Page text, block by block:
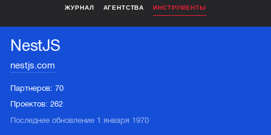
ЖУРНАЛ АГЕНТСТВА ИНСТРУМЕНТЫ
NestJS
nestjs.com
Партнеров:70
Проектов:262
Последнее обновление 1 января 1970